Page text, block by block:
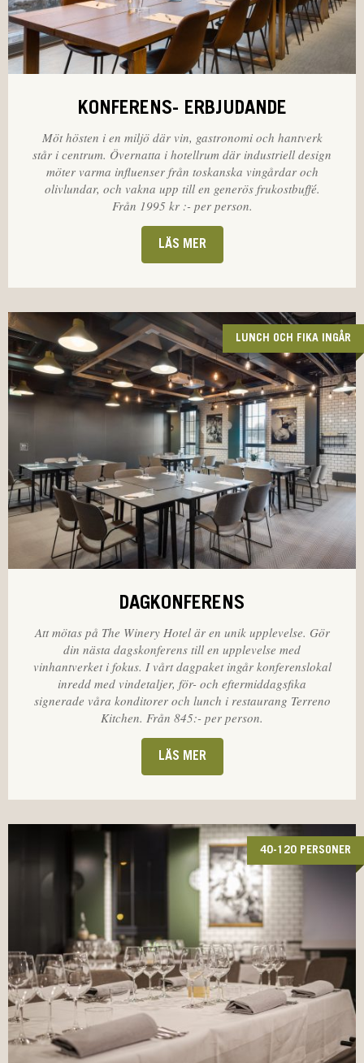
KONFERENS- ERBJUDANDE
Möt hösten i en miljö där vin, gastronomi och hantverk
står i centrum. Övernatta i hotellrum där industriell design
möter varma influenser från toskanska vingårdar och
olivlundar, och vakna upp till en generös frukostbuffé.
Från 1995 kr :- per person.
LÄS MER
LUNCH OCH FIKA INGÅR
DAGKONFERENS
Att mötas på The Winery Hotel är en unik upplevelse. Gör
din nästa dagskonferens till en upplevelse med
vinhantverket i fokus. I vårt dagpaket ingår konferenslokal
inredd med vindetaljer, för- och eftermiddagsfika
signerade våra konditorer och lunch i restaurang Terreno
Kitchen. Från 845:- per person.
LÄS MER
40-120 PERSONER